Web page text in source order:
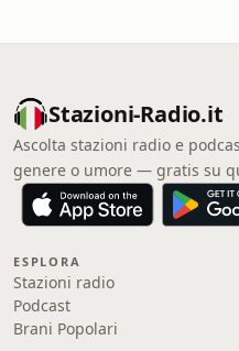
Stazioni-Radio.it
Ascolta stazioni radio e
genere o umore — gratis su
ESPLORA
Stazioni radio
Podcast
Brani Popolari